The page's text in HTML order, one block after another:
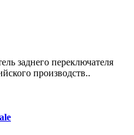
заднего переключателя
производств..